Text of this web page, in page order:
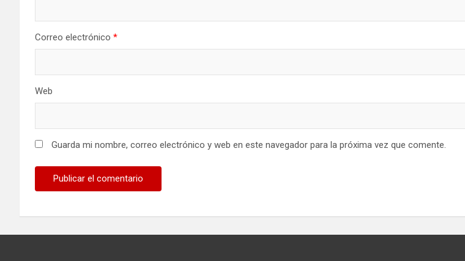
Correo electrónico *
Web
Guarda mi nombre, correo electrónico y web en este navegador para la próxima vez que comente.